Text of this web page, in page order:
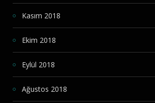
Kasım 2018
Ekim 2018
Eylül 2018
Ağustos 2018